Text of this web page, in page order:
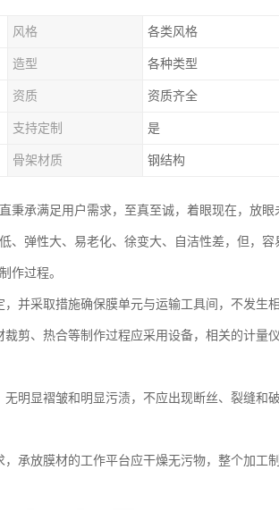
风格 各类风格
造型 各种类型
资质 资质齐全
支持定制 是
骨架材质 钢结构
承满足用户需求，至真至诚，着眼现在，放眼
、弹性大、易老化、徐变大、自洁性差，但，容
作过程。
并采取措施确保膜单元与运输工具间，不发生
剪、热合等制作过程应采用设备，相关的计量
明显褶皱和明显污渍，不应出现断丝、裂缝和
承放膜材的工作平台应干燥无污物，整个加工